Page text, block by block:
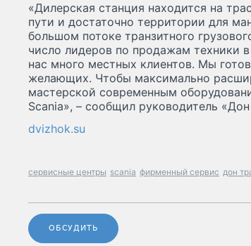
«Дилерская станция находится на
пути и достаточно территории для
большом потоке транзитного
число лидеров по продажам техники
нас много местных клиентов. Мы
желающих. Чтобы максимально
мастерской современным
Scania», – сообщил руководитель
dvizhok.su
сервисные центры scania фирменный сервис дон
ОБСУДИТЬ